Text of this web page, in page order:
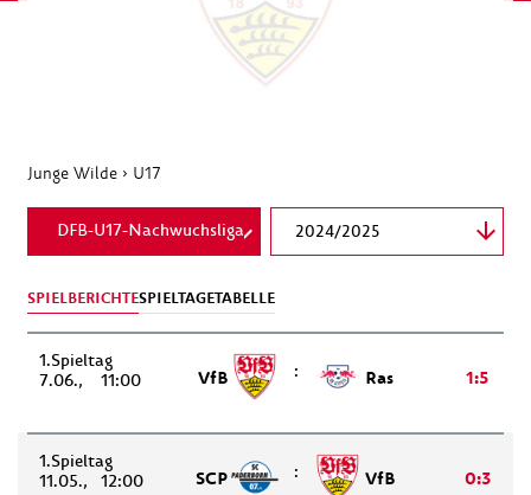
Junge Wilde › U17
2024/2025
DFB-U17-Nachwuchsliga
SPIELBERICHTESPIELTAGETABELLE
1.
7.06.
11:00 VfB : Ras 1:5
1.
11.05.
12:00 SCP : VfB 0:3